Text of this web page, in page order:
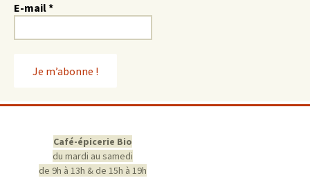
E-mail*
Café-épicerie Bio
du mardi au samedi
de 9h à 13h & de 15h à 19h